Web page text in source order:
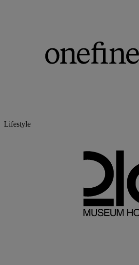
Lifestyle